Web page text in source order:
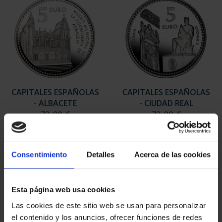
Consentimiento Detalles Acerca de las cookies
Esta página web usa cookies
Las cookies de este sitio web se usan para personalizar
el contenido y los anuncios, ofrecer funciones de redes
CAPITALES ESPAÑOLAS
- ALBACETE
73,00 €
CAPITALES ESPAÑOLAS
- CIUDAD REAL
73,00 €